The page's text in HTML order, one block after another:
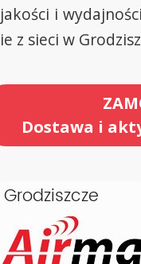
i
z sieci w
Dostawa i